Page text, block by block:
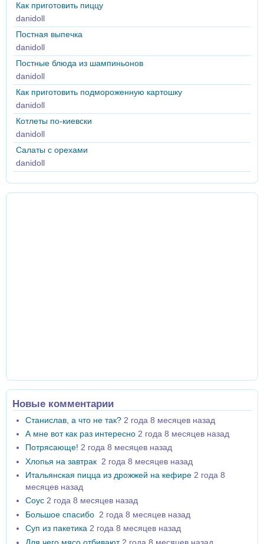
Как приготовить пиццу
danidoll
Постная выпечка
danidoll
Постные блюда из шампиньонов
danidoll
Как приготовить подмороженную картошку
danidoll
Котлеты по-киевски
danidoll
Салаты с орехами
danidoll
Новые комментарии
Станислав, а что не так? 2 года 8 месяцев назад
А мне вот как раз интересно 2 года 8 месяцев назад
Потрясающе! 2 года 8 месяцев назад
Хлопья на завтрак 2 года 8 месяцев назад
Итальянская пицца из дрожжей на кефире 2 года 8
месяцев назад
Соус 2 года 8 месяцев назад
Большое спасибо 2 года 8 месяцев назад
Суп из пакетика 2 года 8 месяцев назад